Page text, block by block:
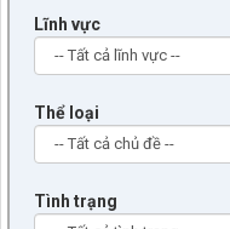
Lĩnh vực
Thể loại
Tình trạng